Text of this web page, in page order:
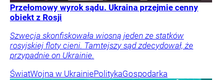
Przełomowy wyrok sądu. Ukraina przejmie cenny
obiekt z Rosji
Szwecja skonfiskowała wiosną jeden ze statków
rosyjskiej floty cieni. Tamtejszy sąd zdecydował, że
przypadnie on Ukrainie.
ŚwiatWojna w UkrainiePolitykaGospodarka